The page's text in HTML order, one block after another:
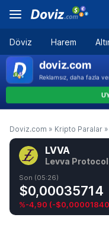
Döviz Harem
Doviz.com » Kripto Paralar »
LVVA
Levva Protocol
Son (05:26)
$0,00035714
%-4,90 (-$0,00001840